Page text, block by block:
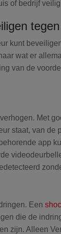
of bedrijf
kunt
wat er
van de
Met
staat, van de
app
Een
die de
zijn. Alleen